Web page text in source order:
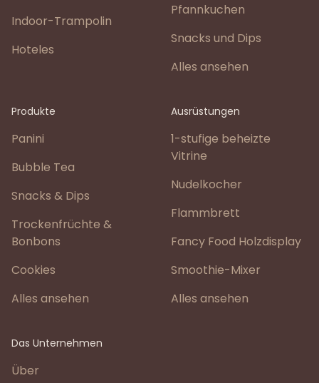
Indoor-Trampolin
Hoteles
Pfannkuchen
Snacks und Dips
Alles ansehen
Produkte
Panini
Bubble Tea
Snacks & Dips
Trockenfrüchte &
Bonbons
Cookies
Alles ansehen
Ausrüstungen
1-stufige beheizte
Vitrine
Nudelkocher
Flammbrett
Fancy Food Holzdisplay
Smoothie-Mixer
Alles ansehen
Das Unternehmen
Über